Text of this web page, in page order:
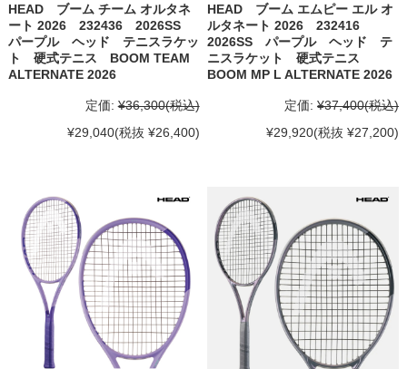
HEAD ブーム チーム オルタネ
ート 2026 232436 2026SS
パープル ヘッド テニスラケッ
ト 硬式テニス BOOM TEAM
ALTERNATE 2026
定価: ¥36,300(税込)
¥29,040(税抜 ¥26,400)
HEAD ブーム エムピー エル オ
ルタネート 2026 232416
2026SS パープル ヘッド テ
ニスラケット 硬式テニス
BOOM MP L ALTERNATE 2026
定価: ¥37,400(税込)
¥29,920(税抜 ¥27,200)